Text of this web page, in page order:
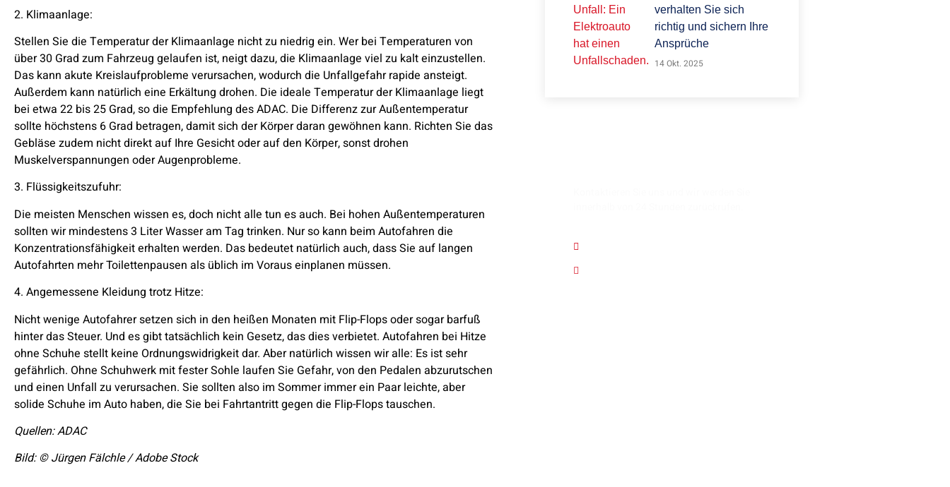
2. Klimaanlage:
Stellen Sie die Temperatur der Klimaanlage nicht zu niedrig ein. Wer bei Temperaturen von
über 30 Grad zum Fahrzeug gelaufen ist, neigt dazu, die Klimaanlage viel zu kalt einzustellen.
Das kann akute Kreislaufprobleme verursachen, wodurch die Unfallgefahr rapide ansteigt.
Außerdem kann natürlich eine Erkältung drohen. Die ideale Temperatur der Klimaanlage liegt
bei etwa 22 bis 25 Grad, so die Empfehlung des ADAC. Die Differenz zur Außentemperatur
sollte höchstens 6 Grad betragen, damit sich der Körper daran gewöhnen kann. Richten Sie das
Gebläse zudem nicht direkt auf Ihre Gesicht oder auf den Körper, sonst drohen
Muskelverspannungen oder Augenprobleme.
3. Flüssigkeitszufuhr:
Die meisten Menschen wissen es, doch nicht alle tun es auch. Bei hohen Außentemperaturen
sollten wir mindestens 3 Liter Wasser am Tag trinken. Nur so kann beim Autofahren die
Konzentrationsfähigkeit erhalten werden. Das bedeutet natürlich auch, dass Sie auf langen
Autofahrten mehr Toilettenpausen als üblich im Voraus einplanen müssen.
4. Angemessene Kleidung trotz Hitze:
Nicht wenige Autofahrer setzen sich in den heißen Monaten mit Flip-Flops oder sogar barfuß
hinter das Steuer. Und es gibt tatsächlich kein Gesetz, das dies verbietet. Autofahren bei Hitze
ohne Schuhe stellt keine Ordnungswidrigkeit dar. Aber natürlich wissen wir alle: Es ist sehr
gefährlich. Ohne Schuhwerk mit fester Sohle laufen Sie Gefahr, von den Pedalen abzurutschen
und einen Unfall zu verursachen. Sie sollten also im Sommer immer ein Paar leichte, aber
solide Schuhe im Auto haben, die Sie bei Fahrtantritt gegen die Flip-Flops tauschen.
Quellen: ADAC
Bild: © Jürgen Fälchle / Adobe Stock
verhalten Sie sich
richtig und sichern Ihre
Ansprüche
14 Okt. 2025